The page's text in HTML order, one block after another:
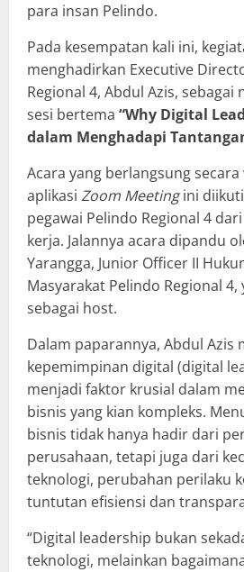
para insan Pelindo.
Pada kesempatan kali ini,
menghadirkan Executive
Regional 4, Abdul Azis,
sesi bertema “Why Digital
dalam Menghadapi
Acara yang berlangsung
aplikasi Zoom Meetingini
pegawai Pelindo Regional 4
kerja. Jalannya acara dipandu
Yarangga, Junior Officer II
Masyarakat Pelindo Regional
sebagai host.
Dalam paparannya, Abdul Azis
kepemimpinan digital (digital
menjadi faktor krusial dalam
bisnis yang kian kompleks.
bisnis tidak hanya hadir dari
perusahaan, tetapi juga dari
teknologi, perubahan perilaku
tuntutan efisiensi dan
“Digital leadership bukan
teknologi, melainkan